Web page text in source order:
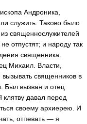
Андроника,
служить. Таково было
священнослужителей
отпустят; и народу так
священника.
Михаил. Власти,
священников в
Был вызван и отец
клятву давал перед
своему архиерею. И
отпевать — я